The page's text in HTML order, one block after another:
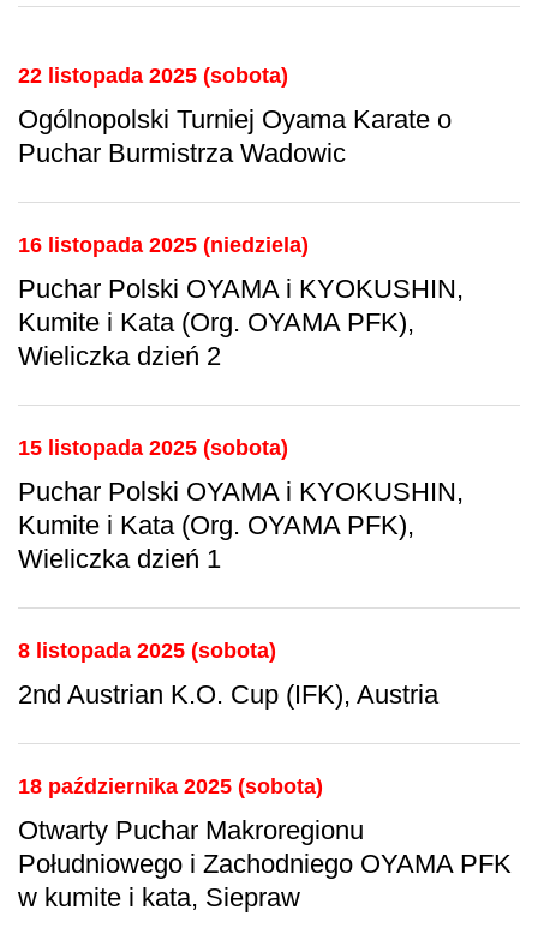
22 listopada 2025 (sobota)
Ogólnopolski Turniej Oyama Karate o
Puchar Burmistrza Wadowic
16 listopada 2025 (niedziela)
Puchar Polski OYAMA i KYOKUSHIN,
Kumite i Kata (Org. OYAMA PFK),
Wieliczka dzień 2
15 listopada 2025 (sobota)
Puchar Polski OYAMA i KYOKUSHIN,
Kumite i Kata (Org. OYAMA PFK),
Wieliczka dzień 1
8 listopada 2025 (sobota)
2nd Austrian K.O. Cup (IFK), Austria
18 października 2025 (sobota)
Otwarty Puchar Makroregionu
Południowego i Zachodniego OYAMA PFK
w kumite i kata, Siepraw